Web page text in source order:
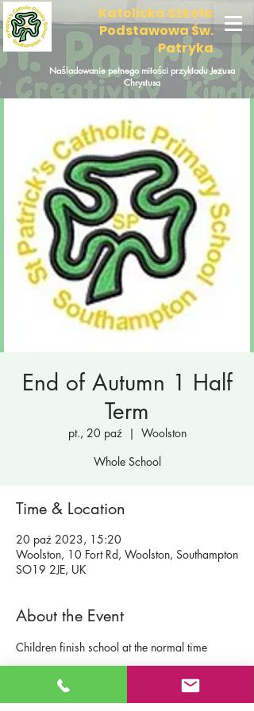
Katolicka Szkoła
Podstawowa Św.
Patryka
Naśladowanie pełnego miłości przykładu Jezusa
Chrystusa
End of Autumn 1 Half
Term
pt., 20 paź
  |
Woolston
Whole School
Time & Location
20 paź 2023, 15:20
Woolston, 10 Fort Rd, Woolston, Southampton
SO19 2JE, UK
About the Event
Children finish school at the normal time